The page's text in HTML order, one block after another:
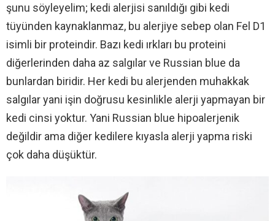
şunu söyleyelim; kedi alerjisi sanıldığı gibi kedi
tüyünden kaynaklanmaz, bu alerjiye sebep olan Fel D1
isimli bir proteindir. Bazı kedi ırkları bu proteini
diğerlerinden daha az salgılar ve Russian blue da
bunlardan biridir. Her kedi bu alerjenden muhakkak
salgılar yani işin doğrusu kesinlikle alerji yapmayan bir
kedi cinsi yoktur. Yani Russian blue hipoalerjenik
değildir ama diğer kedilere kıyasla alerji yapma riski
çok daha düşüktür.